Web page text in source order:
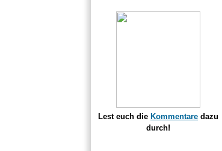
Lest euch die Kommentare dazu
durch!